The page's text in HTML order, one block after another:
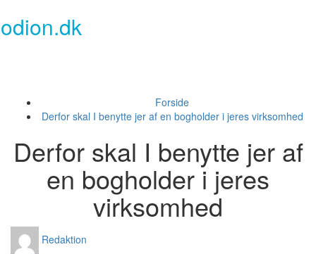
to
content
odion.dk
Forside
Derfor skal I benytte jer af en bogholder i jeres virksomhed
Derfor skal I benytte jer af
en bogholder i jeres
virksomhed
Redaktion